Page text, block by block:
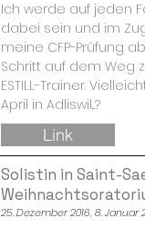
Ich werde auf jeden
dabei sein und im
meine CFP-Prüfung
Schritt auf dem Weg
ESTILL-Trainer.
April in Adliswil...?
Link
Solistin in Saint-
25. Dezember 2016, 8. Januar